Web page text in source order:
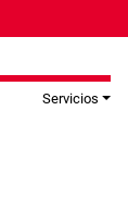
Servicios